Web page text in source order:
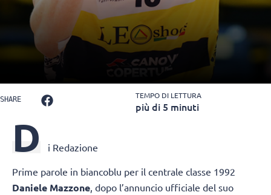
SHARE TEMPO DI LETTURA
più di 5 minuti
D i Redazione
Prime parole in biancoblu per il centrale classe 1992
Daniele Mazzone, dopo l’annuncio ufficiale del suo